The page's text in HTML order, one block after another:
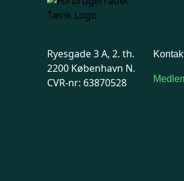
Ryesgade 3 A, 2. th.
2200 København N.
CVR-nr: 63870528